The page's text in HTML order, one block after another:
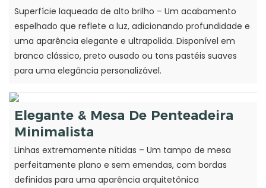
Superfície laqueada de alto brilho – Um acabamento
espelhado que reflete a luz, adicionando profundidade e
uma aparência elegante e ultrapolida. Disponível em
branco clássico, preto ousado ou tons pastéis suaves
para uma elegância personalizável.
Elegante & Mesa De Penteadeira
Minimalista
Linhas extremamente nítidas – Um tampo de mesa
perfeitamente plano e sem emendas, com bordas
definidas para uma aparência arquitetônica